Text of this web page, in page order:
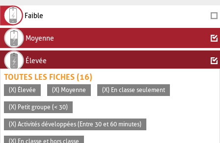
Faible
Moyenne
Élevée
TOUTES LES FICHES (16)
(X) Élevée (X) Moyenne (X) En classe seulement
(X) Petit groupe (< 30)
(X) Activités développées (Entre 30 et 60 minutes)
(X) En classe et hors classe